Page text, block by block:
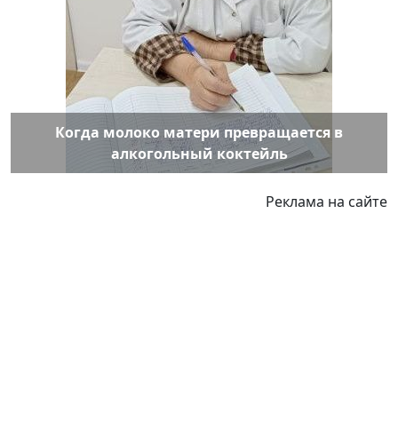
Когда молоко матери превращается в
алкогольный коктейль
Реклама на сайте